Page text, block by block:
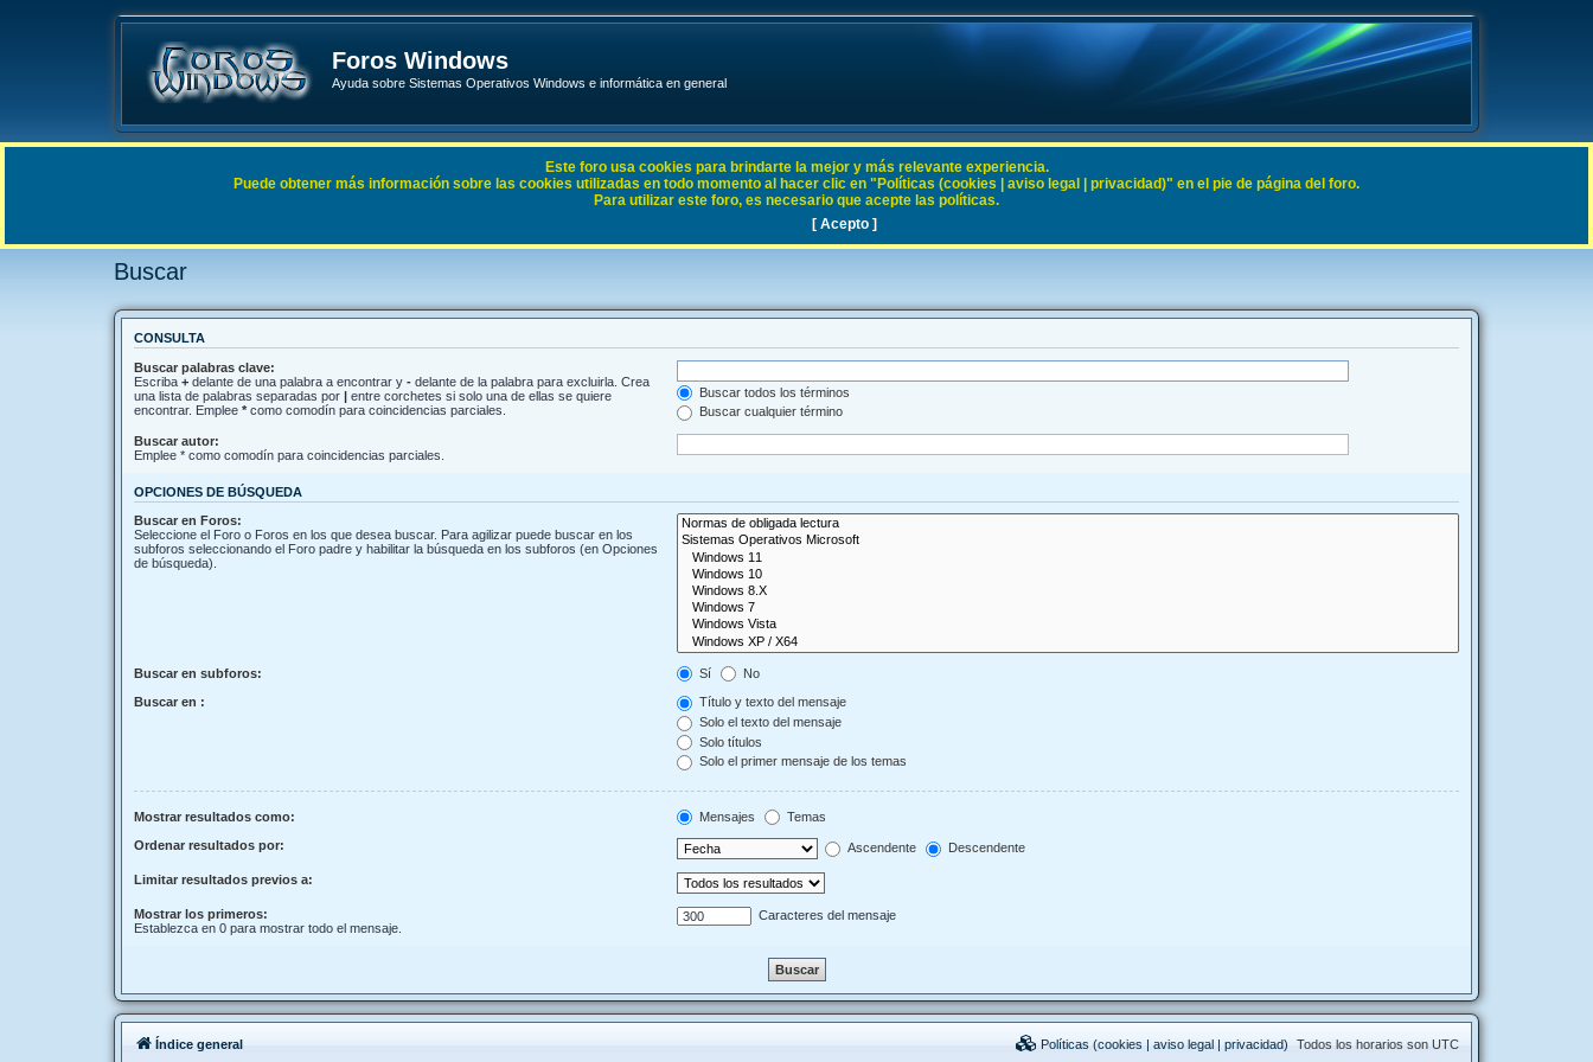
Foros Windows
Ayuda sobre Sistemas Operativos Windows e informática en general
Enlaces rápidos FAQ
Buscar
CONSULTA
Buscar palabras clave:
Escriba + delante de una palabra a encontrar y - delante de la palabra para excluirla. Crea
una lista de palabras separadas por | entre corchetes si solo una de ellas se quiere
encontrar. Emplee * como comodín para coincidencias parciales.
Buscar todos los términos
Buscar cualquier término
Buscar autor:
Emplee * como comodín para coincidencias parciales.
OPCIONES DE BÚSQUEDA
Buscar en Foros:
Seleccione el Foro o Foros en los que desea buscar. Para agilizar puede buscar en los
subforos seleccionando el Foro padre y habilitar la búsqueda en los subforos (en Opciones
de búsqueda).
Buscar en subforos: Sí No
Buscar en :
Título y texto del mensaje
Solo el texto del mensaje
Solo títulos
Solo el primer mensaje de los temas
Mostrar resultados como: Mensajes Temas
Ordenar resultados por: Ascendente Descendente
Limitar resultados previos a:
Mostrar los primeros:
Establezca en 0 para mostrar todo el mensaje.
Caracteres del mensaje
Este foro usa cookies para brindarte la mejor y más relevante experiencia.
Puede obtener más información sobre las cookies utilizadas en todo momento al hacer clic en "Políticas (cookies | aviso legal | privacidad)" en el pie de página del foro.
Para utilizar este foro, es necesario que acepte las políticas.
[ Acepto ]
Índice general Todos los horarios son UTC
Políticas (cookies | aviso legal | privacidad)